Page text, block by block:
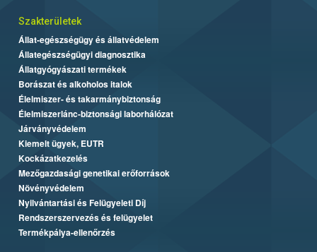
Szakterületek
Állat-egészségügy és állatvédelem
Állategészségügyi diagnosztika
Állatgyógyászati termékek
Borászat és alkoholos italok
Élelmiszer- és takarmánybiztonság
Élelmiszerlánc-biztonsági laborhálózat
Járványvédelem
Kiemelt ügyek, EUTR
Kockázatkezelés
Mezőgazdasági genetikai erőforrások
Növényvédelem
Nyilvántartási és Felügyeleti Díj
Rendszerszervezés és felügyelet
Termékpálya-ellenőrzés